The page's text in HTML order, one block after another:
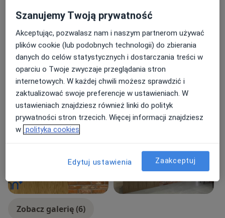
Choroby zwyrodnieniowe
+36a11y_sr_more_diseases
Pacjenci których przyjmuję
Dorośli
Rodzaje konsultacji
StacjonarneZobacz lokalizacje (1)
Zdjęcia i filmy
Zobacz galerię (6)
Szanujemy Twoją prywatność
Akceptując, pozwalasz nam i naszym partnerom używać
plików cookie (lub podobnych technologii) do zbierania
danych do celów statystycznych i dostarczania treści w
oparciu o Twoje zwyczaje przeglądania stron
internetowych. W każdej chwili możesz sprawdzić i
zaktualizować swoje preferencje w ustawieniach. W
ustawieniach znajdziesz również linki do polityk
prywatności stron trzecich. Więcej informacji znajdziesz
w polityka cookies
Edytuj ustawienia Zaakceptuj